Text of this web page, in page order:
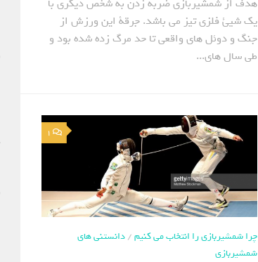
هدف از شمشیربازی ضربه زدن به شخص دیگری با
یک شیئ فلزی تیز می باشد. جرقة این ورزش از
جنگ و دوئل های واقعی تا حد مرگ زده شده بود و
طی سال های...
1
چرا شمشیربازی را انتخاب می کنیم/دانستنی های
شمشیربازی